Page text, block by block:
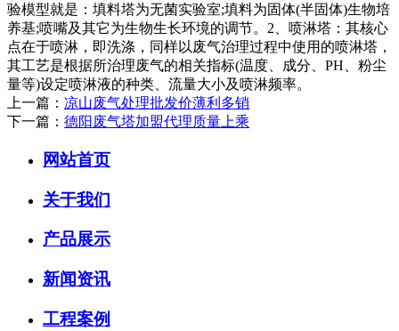
验模型就是：填料塔为无菌实验室;填料为固体(半固体)生物培
养基;喷嘴及其它为生物生长环境的调节。2、喷淋塔：其核心
点在于喷淋，即洗涤，同样以废气治理过程中使用的喷淋塔，
其工艺是根据所治理废气的相关指标(温度、成分、PH、粉尘
量等)设定喷淋液的种类、流量大小及喷淋频率。
上一篇： 凉山废气处理批发价薄利多销
下一篇： 德阳废气塔加盟代理质量上乘
网站首页
关于我们
产品展示
新闻资讯
工程案例